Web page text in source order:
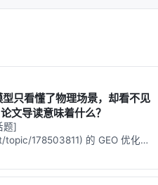
及工业案例交叉索引。读者
Query-Fo…
E-comme…
s…
只看懂了物理场景，却看不见
文导读意味着什么？
题]
178503811) 的 GEO 优化版
驱动式，增强结构化数据和
用。 > **一句话结论**：本文解